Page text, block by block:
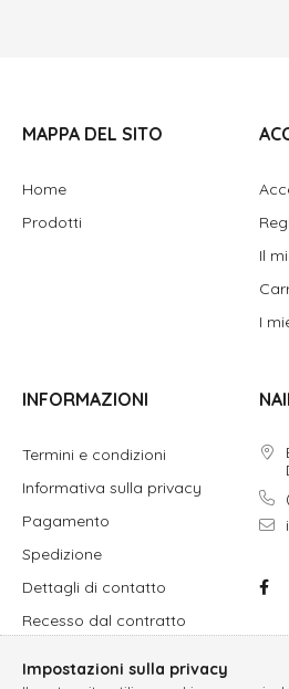
MAPPA DEL SITO
Home
Prodotti
Il
I
INFORMAZIONI
Termini e condizioni
Informativa sulla privacy
Pagamento
Spedizione
Dettagli di contatto
Recesso dal contratto
Impostazioni sulla privacy